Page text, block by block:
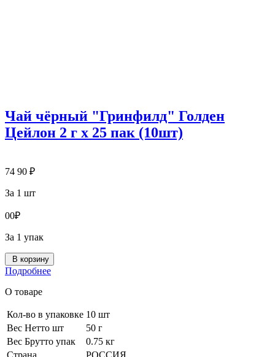
Чай чёрный "Гринфилд" Голден
Цейлон 2 г х 25 пак (10шт)
74 90 ₽
За 1 шт
00₽
За 1 упак
В корзину
Подробнее
О товаре
Кол-во в упаковке 10 шт
Вес Нетто шт
50 г
Вес Брутто упак
0.75 кг